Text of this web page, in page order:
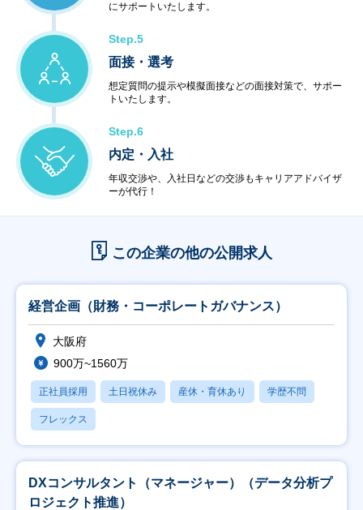
にサポートいたします。
Step.5
面接・選考
想定質問の提示や模擬面接などの面接対策で、サポー
トいたします。
Step.6
内定・入社
年収交渉や、入社日などの交渉もキャリアアドバイザ
ーが代行！
この企業の他の公開求人
経営企画（財務・コーポレートガバナンス）
大阪府
900万~1560万
正社員採用 土日祝休み 産休・育休あり 学歴不問
フレックス
DXコンサルタント（マネージャー）（データ分析プ
ロジェクト推進）